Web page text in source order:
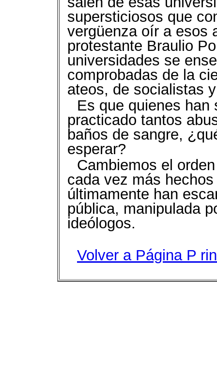
supersticiosos que
vergüenza oír a esos
protestante Braulio
universidades se
comprobadas de la
ateos, de socialistas
Es que quienes
practicado tantos
baños de sangre,
esperar?
Cambiemos el
cada vez más
últimamente han
pública, manipulada
ideólogos.
Volver a Página P